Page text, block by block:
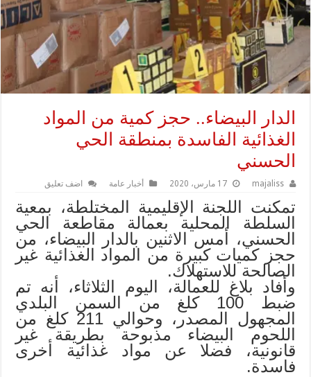
الدار البيضاء.. حجز كمية من المواد
الغذائية الفاسدة بمنطقة الحي
الحسني
majaliss 17 مارس، 2020 أخبار عامة اضف تعليق
تمكنت اللجنة الإقليمية المختلطة، بمعية
السلطة المحلية بعمالة مقاطعة الحي
الحسني، أمس الاثنين بالدار البيضاء، من
حجز كميات كبيرة من المواد الغذائية غير
الصالحة للاستهلاك.
وأفاد بلاغ للعمالة، اليوم الثلاثاء، أنه تم
ضبط 100 كلغ من السمن البلدي
المجهول المصدر، وحوالي 211 كلغ من
اللحوم البيضاء مذبوحة بطريقة غير
قانونية، فضلا عن مواد غذائية أخرى
فاسدة.